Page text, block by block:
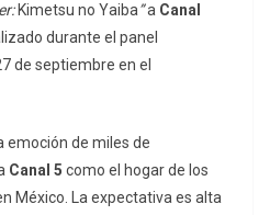
Kimetsu no Yaiba”a Canal
durante el panel
de septiembre en el
emoción de miles de
Canal 5 como el hogar de los
México. La expectativa es alta